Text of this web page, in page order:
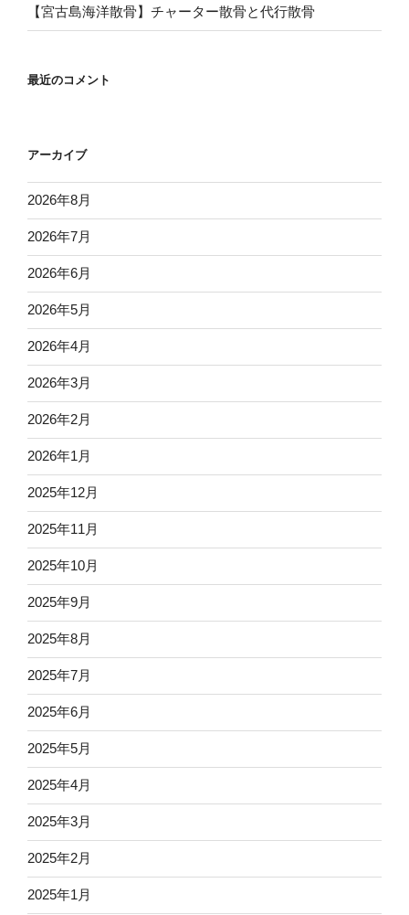
【宮古島海洋散骨】チャーター散骨と代行散骨
最近のコメント
アーカイブ
2026年8月
2026年7月
2026年6月
2026年5月
2026年4月
2026年3月
2026年2月
2026年1月
2025年12月
2025年11月
2025年10月
2025年9月
2025年8月
2025年7月
2025年6月
2025年5月
2025年4月
2025年3月
2025年2月
2025年1月